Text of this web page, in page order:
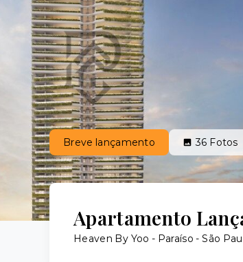
Breve lançamento 36 Fotos
Apartamento
Heaven By Yoo - Paraíso - São